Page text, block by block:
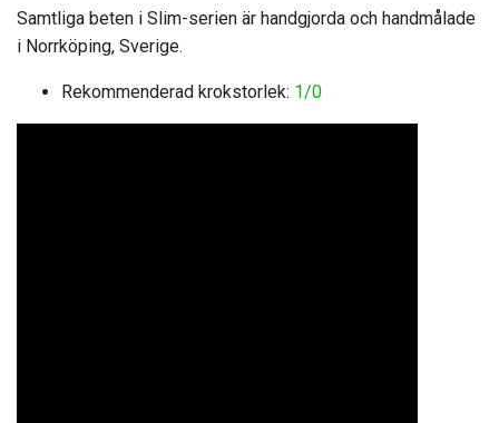
Samtliga beten i Slim-serien är handgjorda och handmålade
i Norrköping, Sverige.
Rekommenderad krokstorlek: 1/0